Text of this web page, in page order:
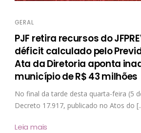
GERAL
PJF retira recursos do
déficit calculado pelo
Ata da Diretoria aponta
município de R$ 43 milhões
No final da tarde desta quarta-feira (5
Decreto 17.917, publicado no Atos do
Leia mais